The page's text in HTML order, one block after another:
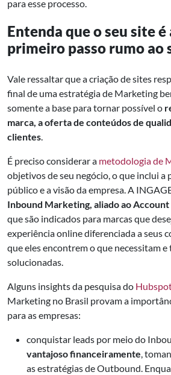
para esse processo.
Entenda que o seu site é
primeiro passo rumo ao
Vale ressaltar que a criação de sites
final de uma estratégia de Marketing
somente a base para tornar possível o
marca, a oferta de conteúdos de
clientes.
É preciso considerar a metodologia de
objetivos de seu negócio, o que inclui a
público e a visão da empresa. A
Inbound Marketing, aliado ao
que são indicados para marcas que
experiência online diferenciada a seus
que eles encontrem o que necessitam
solucionadas.
Alguns insights da pesquisa do
Marketing no Brasil provam a
para as empresas:
conquistar leads por meio do
vantajoso financeiramente,
as estratégias de Outbound.